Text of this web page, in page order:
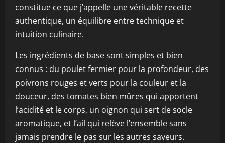
constitue ce que j’appelle une véritable recette
authentique, un équilibre entre technique et
intuition culinaire.
Les ingrédients de base sont simples et bien
connus : du poulet fermier pour la profondeur, des
poivrons rouges et verts pour la couleur et la
douceur, des tomates bien mûres qui apportent
l’acidité et le corps, un oignon qui sert de socle
aromatique, et l’ail qui relève l’ensemble sans
jamais prendre le pas sur les autres saveurs.